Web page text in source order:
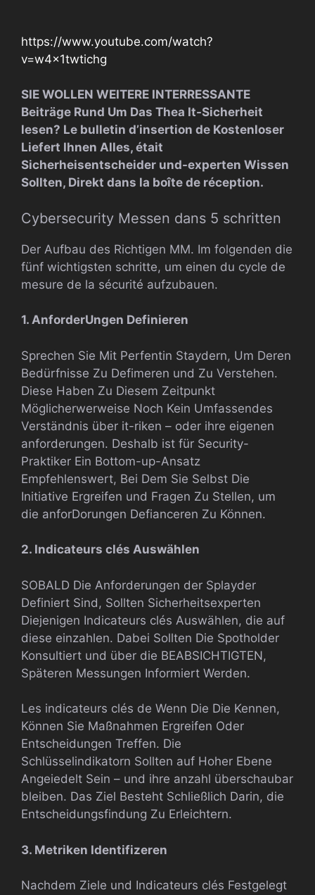
https://www.youtube.com/watch?
v=w4x1twtichg
SIE WOLLEN WEITERE INTERRESSANTE
Beiträge Rund Um Das Thea It-Sicherheit
lesen? Le bulletin d’insertion de Kostenloser
Liefert Ihnen Alles, était
Sicherheisentscheider und-experten Wissen
Sollten, Direkt dans la boîte de réception.
Cybersecurity Messen dans 5 schritten
Der Aufbau des Richtigen MM. Im folgenden die
fünf wichtigsten schritte, um einen du cycle de
mesure de la sécurité aufzubauen.
1. AnforderUngen Definieren
Sprechen Sie Mit Perfentin Staydern, Um Deren
Bedürfnisse Zu Defimeren und Zu Verstehen.
Diese Haben Zu Diesem Zeitpunkt
Möglicherwerweise Noch Kein Umfassendes
Verständnis über it-riken – oder ihre eigenen
anforderungen. Deshalb ist für Security-
Praktiker Ein Bottom-up-Ansatz
Empfehlenswert, Bei Dem Sie Selbst Die
Initiative Ergreifen und Fragen Zu Stellen, um
die anforDorungen Defianceren Zu Können.
2. Indicateurs clés Auswählen
SOBALD Die Anforderungen der Splayder
Definiert Sind, Sollten Sicherheitsexperten
Diejenigen Indicateurs clés Auswählen, die auf
diese einzahlen. Dabei Sollten Die Spotholder
Konsultiert und über die BEABSICHTIGTEN,
Späteren Messungen Informiert Werden.
Les indicateurs clés de Wenn Die Die Kennen,
Können Sie Maßnahmen Ergreifen Oder
Entscheidungen Treffen. Die
Schlüsselindikatorn Sollten auf Hoher Ebene
Angeiedelt Sein – und ihre anzahl überschaubar
bleiben. Das Ziel Besteht Schließlich Darin, die
Entscheidungsfindung Zu Erleichtern.
3. Metriken Identifizeren
Nachdem Ziele und Indicateurs clés Festgelegt